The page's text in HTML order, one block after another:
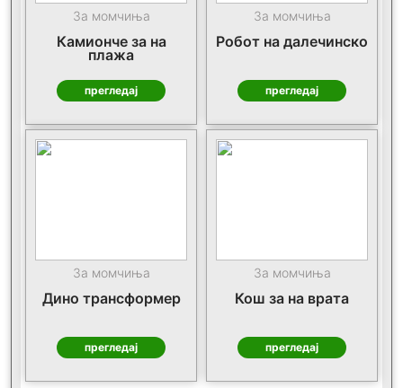
За момчиња
Камионче за на
плажа
прегледај
За момчиња
Робот на далечинско
прегледај
За момчиња
Дино трансформер
прегледај
За момчиња
Кош за на врата
прегледај